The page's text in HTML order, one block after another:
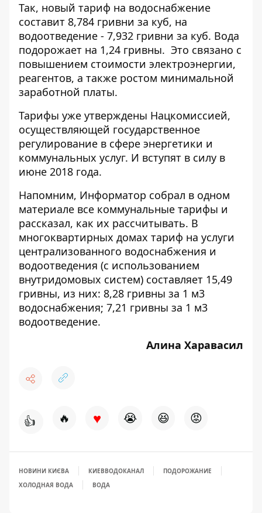
Так, новый тариф на водоснабжение
составит 8,784 гривни за куб, на
водоотведение - 7,932 гривни за куб. Вода
подорожает на 1,24 гривны. Это связано с
повышением стоимости электроэнергии,
реагентов, а также ростом минимальной
заработной платы.
Тарифы уже утверждены Нацкомиссией,
осуществляющей государственное
регулирование в сфере энергетики и
коммунальных услуг. И вступят в силу в
июне 2018 года.
Напомним, Информатор собрал в одном
материале все коммунальные тарифы и
рассказал, как их рассчитывать. В
многоквартирных домах тариф на услуги
централизованного водоснабжения и
водоотведения (с использованием
внутридомовых систем) составляет 15,49
гривны, из них: 8,28 гривны за 1 м3
водоснабжения; 7,21 гривны за 1 м3
водоотведение.
Алина Харавасил
👍 🔥 ♥ 😭 😆 😡
НОВИНИ КИЄВА КИЕВВОДОКАНАЛ
ПОДОРОЖАНИЕ
ХОЛОДНАЯ ВОДА
ВОДА